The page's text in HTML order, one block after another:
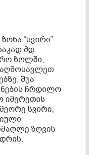
“სვირი”
მდ.
ზოლში,
შუა
ჩრდილო
იმერეთის
სვირი,
ზღვის